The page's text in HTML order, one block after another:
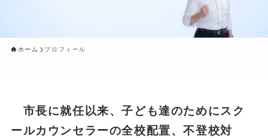
ホーム プロフィール
市長に就任以来、子ども達のためにスク
ールカウンセラーの全校配置、不登校対